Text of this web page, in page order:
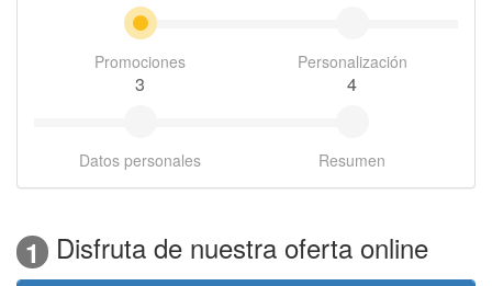
Promociones Personalización
3
Datos personales
4
Resumen
1 Disfruta de nuestra oferta online